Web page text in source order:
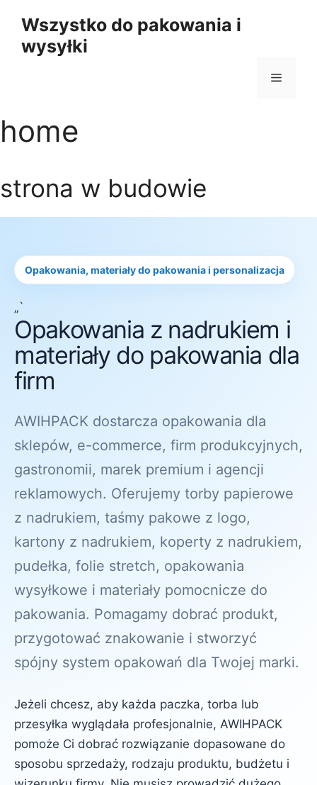
treści
Wszystko do pakowania i
wysyłki
Menu
home
strona w budowie
Opakowania, materiały do pakowania i personalizacja
„`
Opakowania z nadrukiem i
materiały do pakowania dla
firm
AWIHPACK dostarcza opakowania dla
sklepów, e-commerce, firm produkcyjnych,
gastronomii, marek premium i agencji
reklamowych. Oferujemy torby papierowe
z nadrukiem, taśmy pakowe z logo,
kartony z nadrukiem, koperty z nadrukiem,
pudełka, folie stretch, opakowania
wysyłkowe i materiały pomocnicze do
pakowania. Pomagamy dobrać produkt,
przygotować znakowanie i stworzyć
spójny system opakowań dla Twojej marki.
Jeżeli chcesz, aby każda paczka, torba lub
przesyłka wyglądała profesjonalnie, AWIHPACK
pomoże Ci dobrać rozwiązanie dopasowane do
sposobu sprzedaży, rodzaju produktu, budżetu i